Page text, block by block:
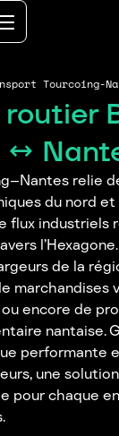
Tourcoing-
↔
relie
du nord et
flux industriels
de la
marchandises
encore de
nantaise.
performante
une
pour chaque